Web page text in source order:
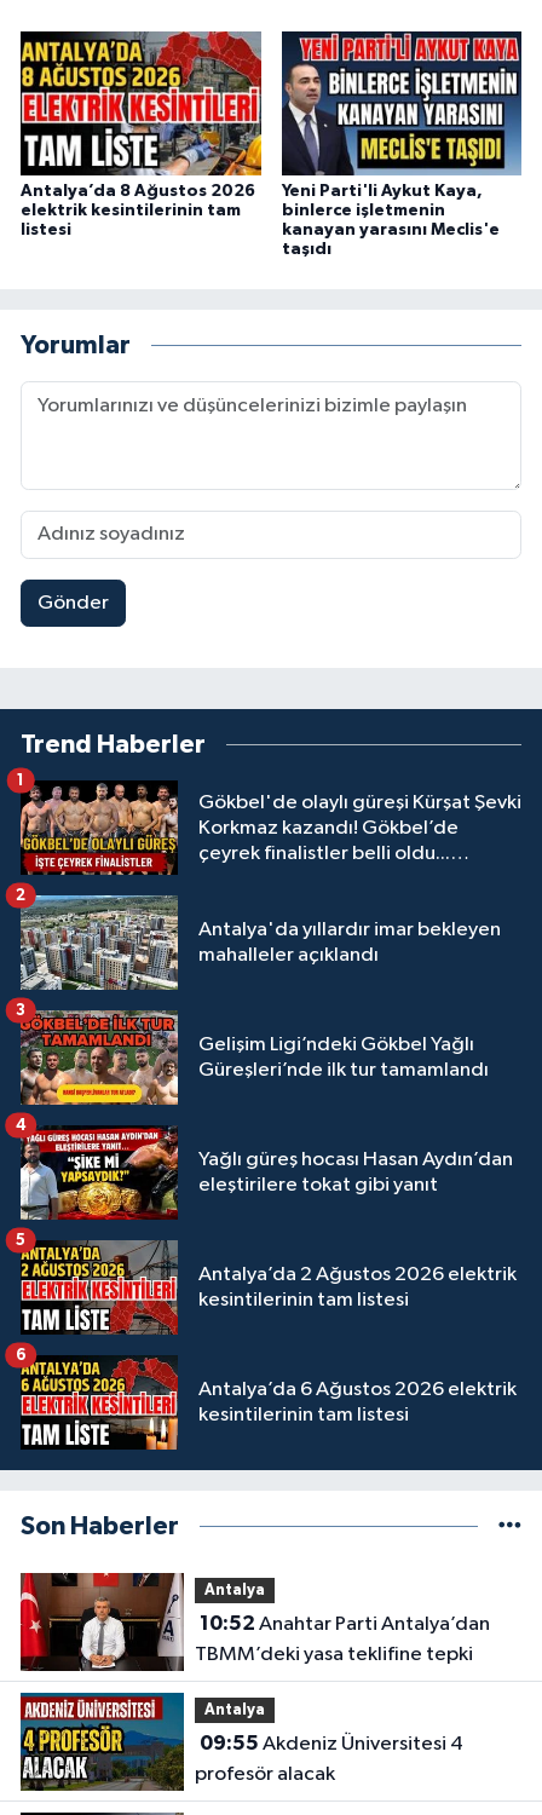
Antalya’da 8 Ağustos 2026
elektrik kesintilerinin tam
listesi
Yeni Parti'li Aykut Kaya,
binlerce işletmenin
kanayan yarasını Meclis'e
taşıdı
Yorumlar
Gönder
Trend Haberler
Gökbel'de olaylı güreşi Kürşat Şevki
Korkmaz kazandı! Gökbel’de
çeyrek finalistler belli oldu...
1
Antalya'da yıllardır imar bekleyen
mahalleler açıklandı
2
Gelişim Ligi’ndeki Gökbel Yağlı
Güreşleri’nde ilk tur tamamlandı
3
Yağlı güreş hocası Hasan Aydın’dan
eleştirilere tokat gibi yanıt
4
Antalya’da 2 Ağustos 2026 elektrik
kesintilerinin tam listesi
5
Antalya’da 6 Ağustos 2026 elektrik
kesintilerinin tam listesi
6
Son Haberler
Antalya
10:52
TBMM’deki yasa teklifine tepki
Antalya
09:55
profesör alacak